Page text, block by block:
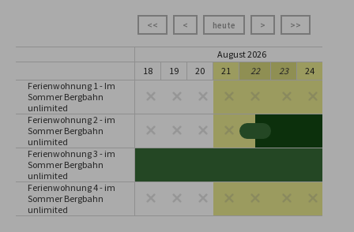
<< < heute > >>
August 2026
18
19 20 21 22 23 24
Ferienwohnung 1 - Im
Sommer Bergbahn
unlimited
Ferienwohnung 2 - im
Sommer Bergbahn
unlimited
Ferienwohnung 3 - im
Sommer Bergbahn
unlimited
Ferienwohnung 4 - im
Sommer Bergbahn
unlimited